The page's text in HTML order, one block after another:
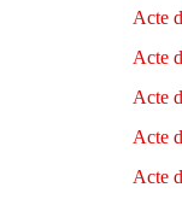
Acte
Acte
Acte
Acte
Acte